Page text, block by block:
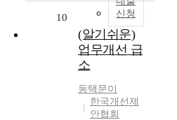
신청
10
(알기쉬운)
업무개선 급
소
동택문이
한국개선제
안협회